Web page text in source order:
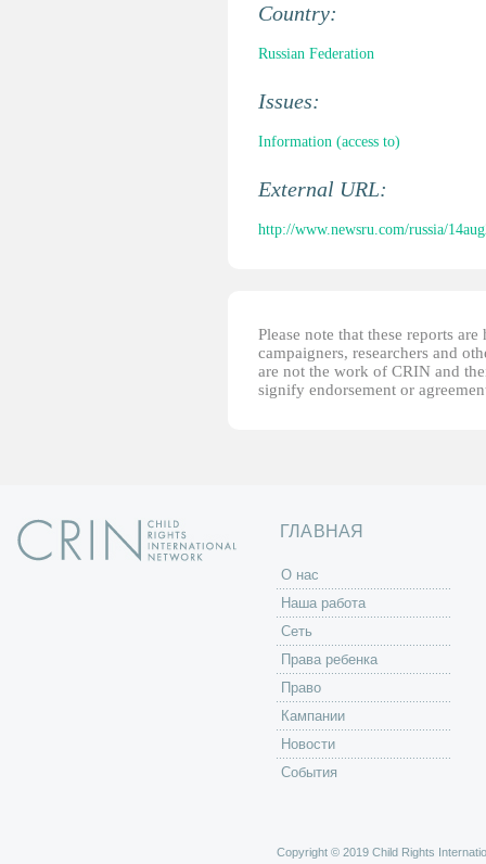
Country:
Russian Federation
Issues:
Information (access to)
External URL:
http://www.newsru.com/russia/
Please note that these reports
campaigners, researchers and
are not the work of CRIN and
signify endorsement or
ГЛАВНАЯ
O нас
Наша работа
Сеть
Права ребенка
Право
Кампании
Новости
События
Copyright © 2019 Child Rights